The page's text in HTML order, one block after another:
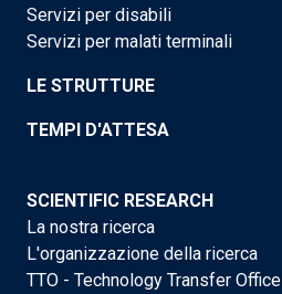
Servizi per disabili
Servizi per malati terminali
LE STRUTTURE
TEMPI D'ATTESA
SCIENTIFIC RESEARCH
La nostra ricerca
L'organizzazione della ricerca
TTO - Technology Transfer Office